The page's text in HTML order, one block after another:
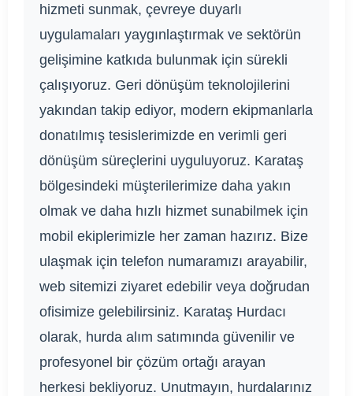
hizmeti sunmak, çevreye duyarlı
uygulamaları yaygınlaştırmak ve sektörün
gelişimine katkıda bulunmak için sürekli
çalışıyoruz. Geri dönüşüm teknolojilerini
yakından takip ediyor, modern ekipmanlarla
donatılmış tesislerimizde en verimli geri
dönüşüm süreçlerini uyguluyoruz. Karataş
bölgesindeki müşterilerimize daha yakın
olmak ve daha hızlı hizmet sunabilmek için
mobil ekiplerimizle her zaman hazırız. Bize
ulaşmak için telefon numaramızı arayabilir,
web sitemizi ziyaret edebilir veya doğrudan
ofisimize gelebilirsiniz. Karataş Hurdacı
olarak, hurda alım satımında güvenilir ve
profesyonel bir çözüm ortağı arayan
herkesi bekliyoruz. Unutmayın, hurdalarınız